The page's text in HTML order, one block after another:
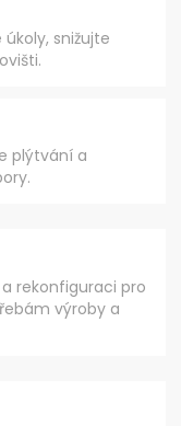
snižujte
plýtvání a
rekonfiguraci pro
výroby a